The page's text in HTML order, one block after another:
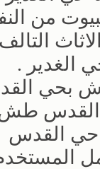
من
التالف
الغدير .
بحي
القدس
القدس